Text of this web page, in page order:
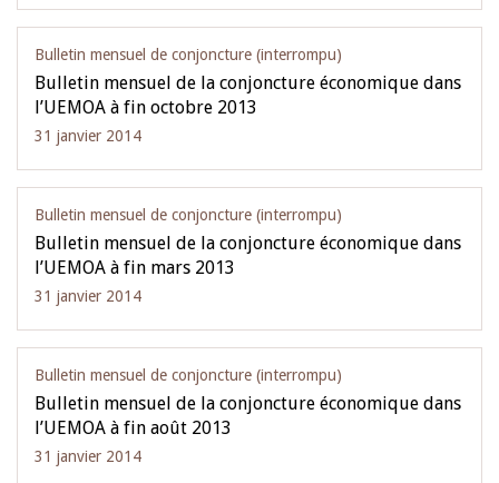
Bulletin mensuel de conjoncture (interrompu)
Bulletin mensuel de la conjoncture économique dans
l’UEMOA à fin octobre 2013
31 janvier 2014
Bulletin mensuel de conjoncture (interrompu)
Bulletin mensuel de la conjoncture économique dans
l’UEMOA à fin mars 2013
31 janvier 2014
Bulletin mensuel de conjoncture (interrompu)
Bulletin mensuel de la conjoncture économique dans
l’UEMOA à fin août 2013
31 janvier 2014